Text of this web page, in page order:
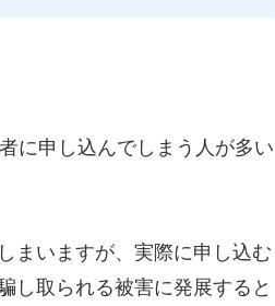
に申し込んでしまう人が多い
まいますが、実際に申し込む
し取られる被害に発展すると